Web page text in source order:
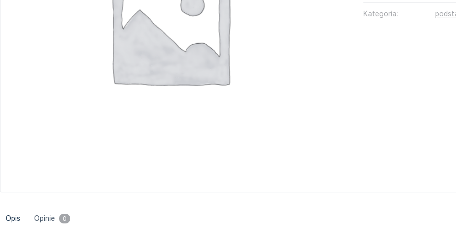
Krytyczne myślenie/Inteligencja
emocjonalna
Project Management
Rachunkowość i sprawozdawczość finansowa
Szkolenia branżowe
Kategoria:
Opis Opinie 0